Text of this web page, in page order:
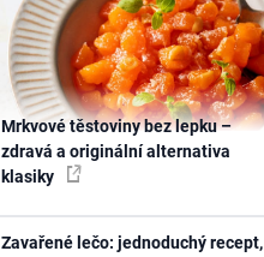
Mrkvové těstoviny bez lepku –
zdravá a originální alternativa
klasiky
Zavařené lečo: jednoduchý recept,